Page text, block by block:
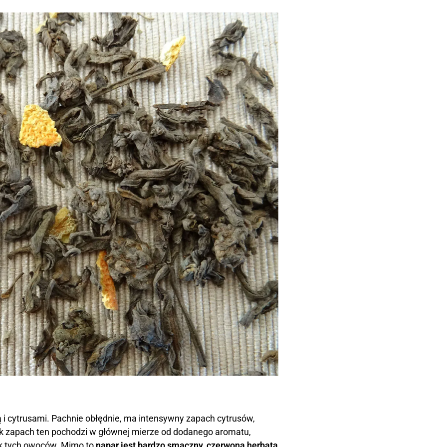
Pachnie obłędnie, ma intensywny zapach cytrusów,
ten pochodzi w głównej mierze od dodanego aromatu,